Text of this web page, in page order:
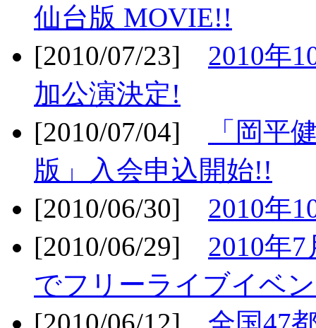
仙台版 MOVIE!!
[2010/07/23] 2010年
加公演決定!
[2010/07/04]
「岡平
版」入会申込開始!!
[2010/06/30] 2010年
[2010/06/29] 2010年
でフリーライブイベ